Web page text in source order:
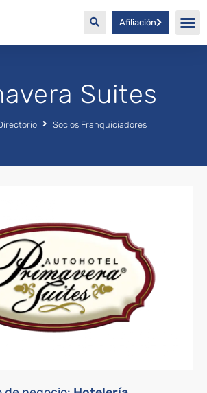
Afiliación
Suites
Socios Franquiciadores